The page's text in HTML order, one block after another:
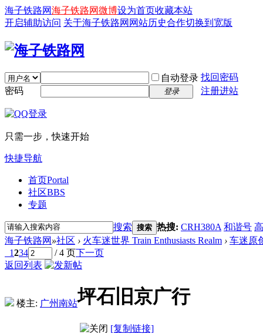
海子铁路网海子铁路网微博设为首页收藏本站
开启辅助访问 关于海子铁路网 网站历史合作切换到宽版
自动登录 找回密码
密码
登录 注册进站
只需一步，快速开始
快捷导航
首页Portal
社区BBS
专题
搜索 搜索 热搜: CRH380A 和谐号
海子铁路网 »社区 › 火车迷世界 Train Enthusiasts Realm › 车迷原
1234 / 4 页下一页
返回列表
楼主: 广州南站坪石旧京广行
[复制链接]